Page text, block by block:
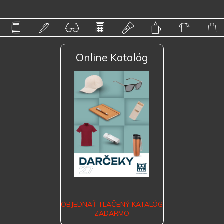
Online Katalóg
OBJEDNAŤ TLAČENÝ KATALÓG
ZADARMO